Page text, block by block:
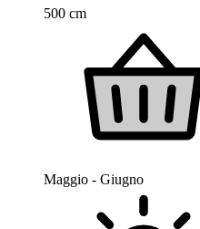
500 cm
Maggio - Giugno